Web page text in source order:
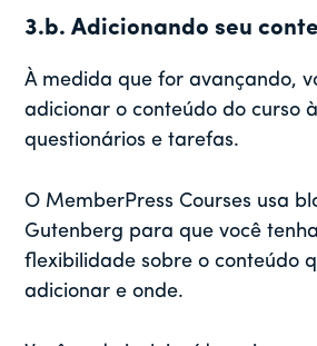
3.b. Adicionando seu
À medida que for avançando,
adicionar o conteúdo do curso
questionários e tarefas.
O MemberPress Courses usa
Gutenberg para que você
flexibilidade sobre o conteúdo
adicionar e onde.